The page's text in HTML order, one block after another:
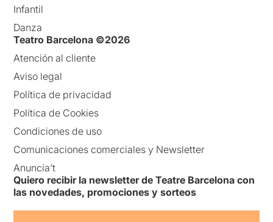
Infantil
Danza
Teatro Barcelona ©2026
Atención al cliente
Aviso legal
Política de privacidad
Política de Cookies
Condiciones de uso
Comunicaciones comerciales y Newsletter
Anuncia’t
Quiero recibir la newsletter de Teatre Barcelona con
las novedades, promociones y sorteos